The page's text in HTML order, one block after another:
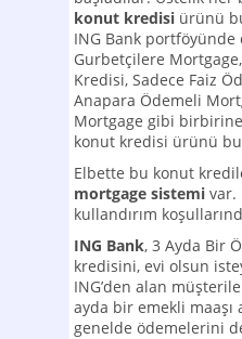
konut kredisi ürünü
ING Bank
Gurbetçilere
Kredisi, Sadece Faiz
Anapara Ödemeli
Mortgage gibi
konut kredisi ürünü
Elbette bu konut
mortgage sistemi var.
kullandırım
ING Bank, 3 Ayda Bir
kredisini, evi olsun
ING’den alan
ayda bir emekli
genelde ödemelerini